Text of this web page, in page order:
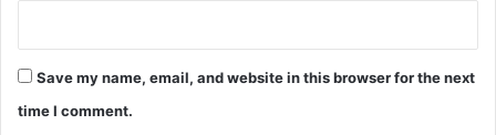
Save my name, email, and website in this browser for the next
time I comment.